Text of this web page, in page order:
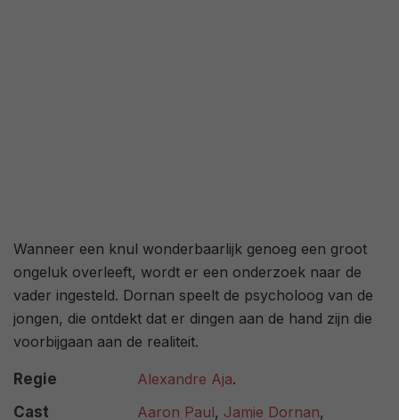
Wanneer een knul wonderbaarlijk genoeg een groot
ongeluk overleeft, wordt er een onderzoek naar de
vader ingesteld. Dornan speelt de psycholoog van de
jongen, die ontdekt dat er dingen aan de hand zijn die
voorbijgaan aan de realiteit.
Regie Alexandre Aja.
Cast
Aaron Paul, Jamie Dornan,